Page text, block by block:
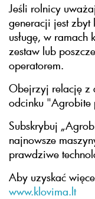
Jeśli rolnicy
generacji jest
usługę, w ramach
zestaw lub
operatorem.
Obejrzyj relację z
odcinku "Agrobite
Subskrybuj
najnowsze
prawdziwe
Aby uzyskać
www.klovima.lt